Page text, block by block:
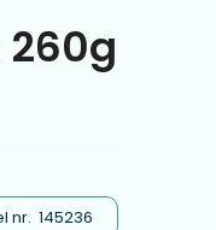
260g
nr. 145236